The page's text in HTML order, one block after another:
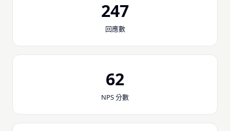
247
回應數
62
NPS 分數